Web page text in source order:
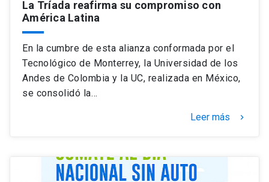
La Tríada reafirma su compromiso con
América Latina
En la cumbre de esta alianza conformada por el
Tecnológico de Monterrey, la Universidad de los
Andes de Colombia y la UC, realizada en México,
se consolidó la…
Leer más keyboard_arrow_right